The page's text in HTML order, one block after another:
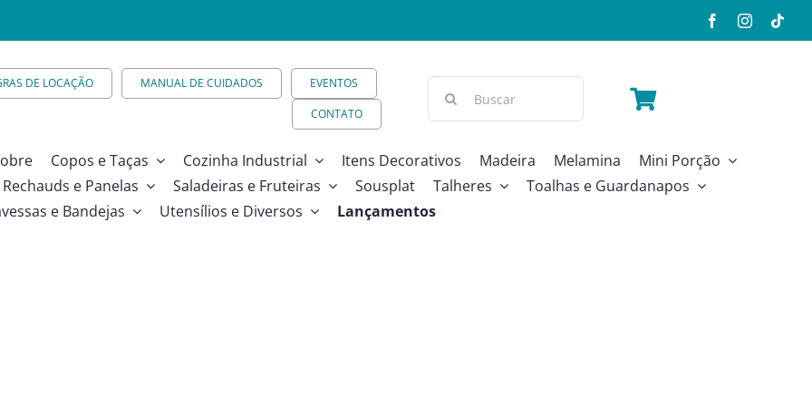
DE LOCAÇÃO MANUAL DE CUIDADOS
EVENTOS
CONTATO
Copos e Taças Cozinha Industrial Itens Decorativos Madeira Melamina
Mini Porção
Rechauds e Panelas Saladeiras e Fruteiras Sousplat Talheres
Toalhas e Guardanapos
e Bandejas
Utensílios e Diversos Lançamentos